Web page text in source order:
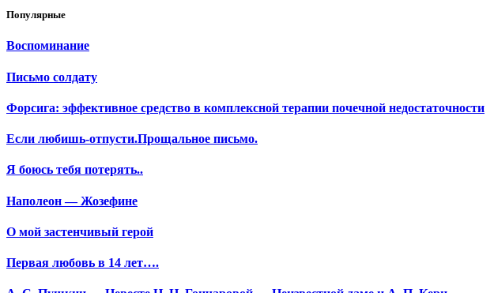
Популярные
Воспоминание
Письмо солдату
Форсига: эффективное средство в комплексной терапии почечной недостаточности
Если любишь-отпусти.Прощальное письмо.
Я боюсь тебя потерять..
Наполеон — Жозефине
О мой застенчивый герой
Первая любовь в 14 лет….